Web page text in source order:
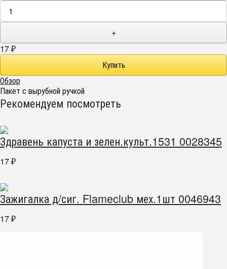
+
17 ₽
Обзор
Пакет с вырубной ручкой
Рекомендуем посмотреть
Здравень капуста и зелен.культ.1531 0028345
17 ₽
Зажигалка д/сиг. Flameclub мех.1шт 0046943
17 ₽